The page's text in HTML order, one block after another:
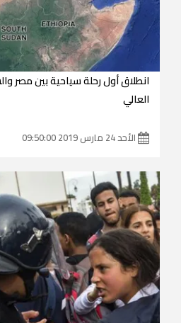
انطلاق أول رحلة سياحية بين مصر
العالي
الأحد 24 مارس 2019 09:50:00